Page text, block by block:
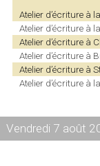
Atelier d’écriture à
Atelier d’écriture à
Atelier d’écriture à
Atelier d’écriture à
Atelier d’écriture à
Atelier d’écriture à
Vendredi 7 août